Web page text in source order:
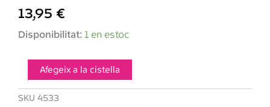
13,95 €
Disponibilitat: 1 en estoc
quantitat
Families
Carrito
doble
Afegeix a la cistella
SKU 4533